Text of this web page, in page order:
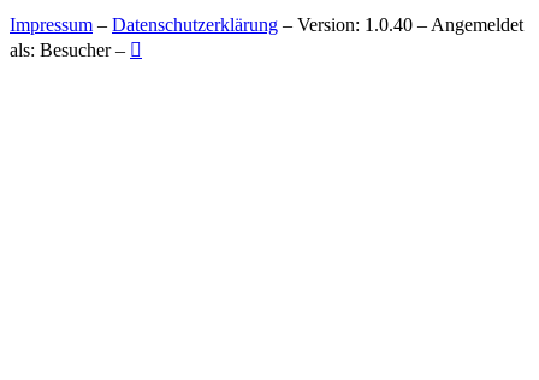
Impressum – Datenschutzerklärung – Version: 1.0.40 – Angemeldet
als: Besucher – 